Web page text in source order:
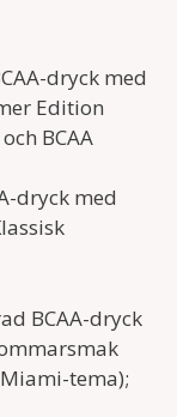
dryck med
Edition
BCAA
dryck med
BCAA-dryck
tema);